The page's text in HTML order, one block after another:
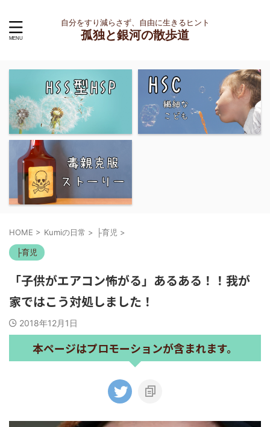
自分をすり減らさず、自由に生きるヒント
孤独と銀河の散歩道
HOME > Kumiの日常 > ├育児 >
├育児
「子供がエアコン怖がる」あるある！！我が
家ではこう対処しました！
2018年12月1日
本ページはプロモーションが含まれます。